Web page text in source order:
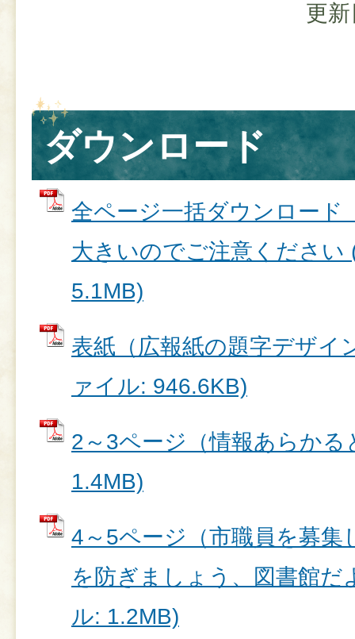
更
ダウンロード
全ページ一括ダウンロード
大きいのでご注意ください
5.1MB)
表紙（広報紙の題字デザイ
ァイル: 946.6KB)
2～3ページ（情報あらか
1.4MB)
4～5ページ（市職員を募集
を防ぎましょう、図書館だ
ル: 1.2MB)